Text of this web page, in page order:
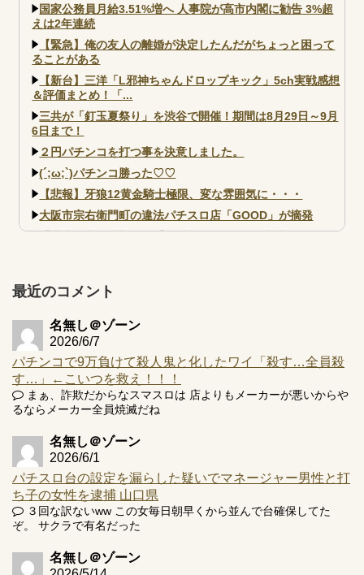
国家公務員月給3.51%増へ 人事院が高市内閣に勧告 3%超
えは2年連続
【緊急】俺の友人の離婚が決定したんだがちょっと困って
ることがある
【新台】三洋「L邪神ちゃんドロップキック」5ch実戦感想
＆評価まとめ！「...
三共が「釘玉夏祭り」を渋谷で開催！期間は8月29日～9月
6日まで！
２円パチンコを打つ事を決意しました。
(´;ω;`)パチンコ勝った♡♡
【悲報】牙狼12黄金騎士極限、変な雰囲気に・・・
大阪市宗右衛門町の違法パチスロ店「GOOD」が摘発
プ報告あり！弱予告...
井の軽い絆？
Powered by livedoor 相互RSS
最近のコメント
名無し＠ゾーン
2026/6/7
パチンコで9万負けて殺人鬼と化したワイ「殺す…全員殺
す…」←こいつを救え！！！
まぁ、詐欺だからなスマスロは 店よりもメーカーが悪いからや
るならメーカー全員焼滅だね
名無し＠ゾーン
2026/6/1
パチスロ台の設定を漏らした疑いでマネージャー男性と打
ち子の女性を逮捕 山口県
３回な訳ないww この女毎日朝早くから並んで台確保してた
ぞ。 サクラで有名だった
名無し＠ゾーン